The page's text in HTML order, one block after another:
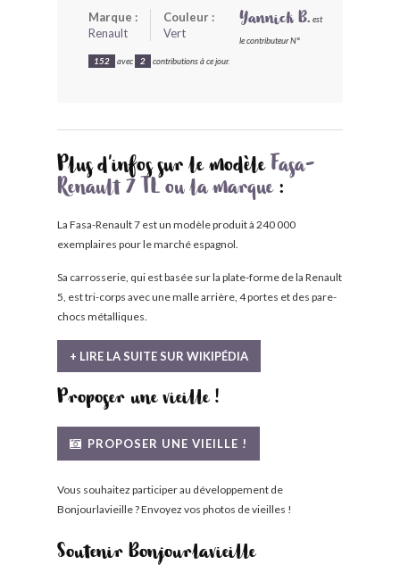
Marque :
Renault
Couleur :
Vert
Yannick B. est
le contributeur N°
152 avec 2 contributions à ce jour.
Plus d'infos sur le modèle Fasa-
Renault 7 TL ou la marque:
La Fasa-Renault 7 est un modèle produit à 240 000
exemplaires pour le marché espagnol.
Sa carrosserie, qui est basée sur la plate-forme de la Renault
5, est tri-corps avec une malle arrière, 4 portes et des pare-
chocs métalliques.
+ LIRE LA SUITE SUR WIKIPÉDIA
Proposer une vieille !
PROPOSER UNE VIEILLE !
Vous souhaitez participer au développement de
Bonjourlavieille ? Envoyez vos photos de vieilles !
Soutenir Bonjourlavieille